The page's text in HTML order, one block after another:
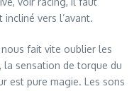
vers l’avant.
fait vite oublier les
sensation de torque du
est pure magie. Les sons